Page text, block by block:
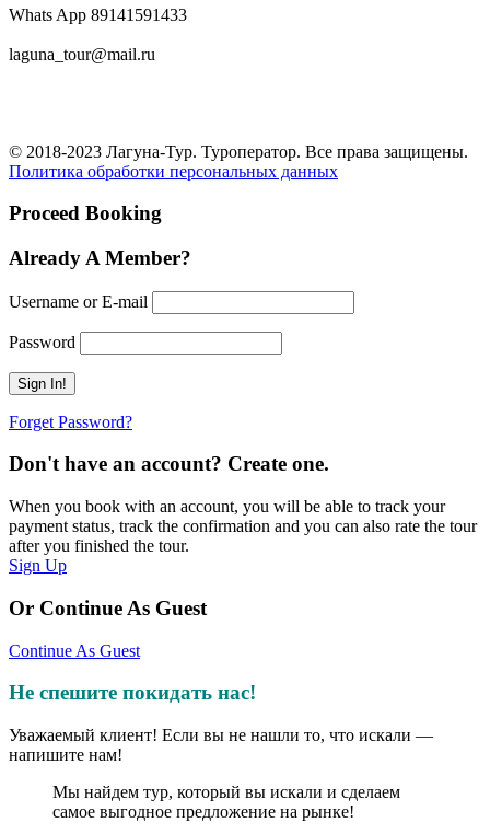
Whats App 89141591433
laguna_tour@mail.ru
© 2018-2023 Лагуна-Тур. Туроператор. Все права защищены.
Политика обработки персональных данных
Proceed Booking
Already A Member?
Username or E-mail
Password
Forget Password?
Don't have an account? Create one.
When you book with an account, you will be able to track your
payment status, track the confirmation and you can also rate the tour
after you finished the tour.
Sign Up
Or Continue As Guest
Continue As Guest
Не спешите покидать нас!
Уважаемый клиент! Если вы не нашли то, что искали —
напишите нам!
Мы найдем тур, который вы искали и сделаем
самое выгодное предложение на рынке!